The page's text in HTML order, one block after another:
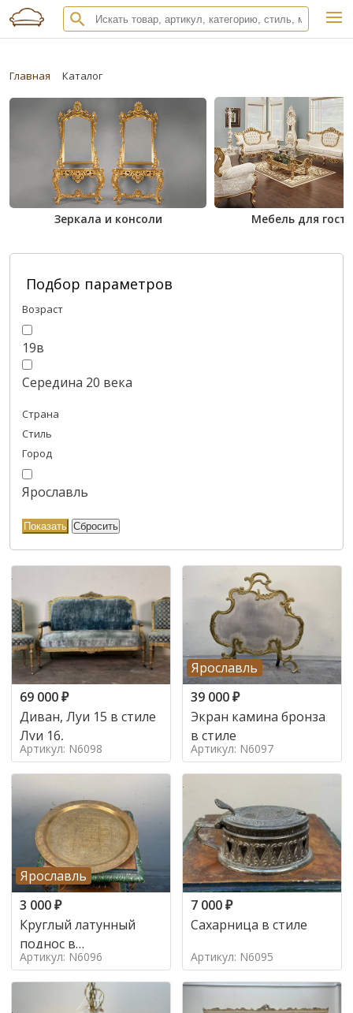
Главная Каталог
Зеркала и консоли Мебель для
Подбор параметров
Возраст
19в
Середина 20 века
Страна
Стиль
Город
Ярославль
69 000₽
Диван, Луи 15 в стиле
Луи 16,
Артикул: N6098
Ярославль
39 000₽
Экран камина бронза
в стиле
Артикул: N6097
Ярославль
3 000₽
Круглый латунный
поднос в
марокканском стиле в
стиле
Артикул: N6096
7 000₽
Сахарница в стиле
Артикул: N6095